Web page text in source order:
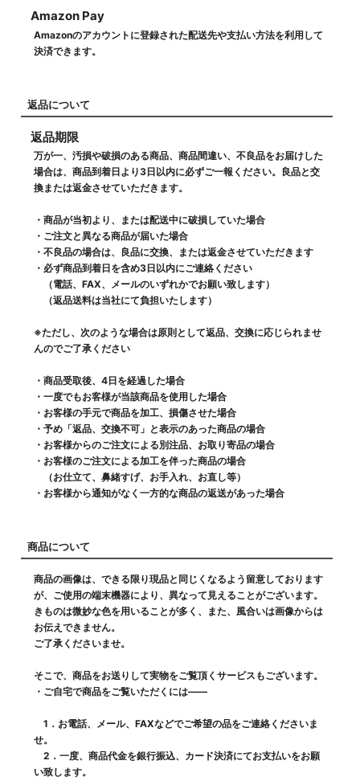
Amazon Pay
Amazonのアカウントに登録された配送先や支払い方法を利用して
決済できます。
返品について
返品期限
万が一、汚損や破損のある商品、商品間違い、不良品をお届けした
場合は、商品到着日より3日以内に必ずご一報ください。良品と交
換または返金させていただきます。
・商品が当初より、または配送中に破損していた場合
・ご注文と異なる商品が届いた場合
・不良品の場合は、良品に交換、または返金させていただきます
・必ず商品到着日を含め3日以内にご連絡ください
（電話、FAX、メールのいずれかでお願い致します）
（返品送料は当社にて負担いたします）
※ただし、次のような場合は原則として返品、交換に応じられませ
んのでご了承ください
・商品受取後、4日を経過した場合
・一度でもお客様が当該商品を使用した場合
・お客様の手元で商品を加工、損傷させた場合
・予め「返品、交換不可」と表示のあった商品の場合
・お客様からのご注文による別注品、お取り寄品の場合
・お客様のご注文による加工を伴った商品の場合
（お仕立て、鼻緒すげ、お手入れ、お直し等）
・お客様から通知がなく一方的な商品の返送があった場合
商品について
商品の画像は、できる限り現品と同じくなるよう留意しております
が、ご使用の端末機器により、異なって見えることがございます。
きものは微妙な色を用いることが多く、また、風合いは画像からは
お伝えできません。
ご了承くださいませ。
そこで、商品をお送りして実物をご覧頂くサービスもございます。
・ご自宅で商品をご覧いただくには――
1．お電話、メール、FAXなどでご希望の品をご連絡くださいま
せ。
2．一度、商品代金を銀行振込、カード決済にてお支払いをお願
い致します。